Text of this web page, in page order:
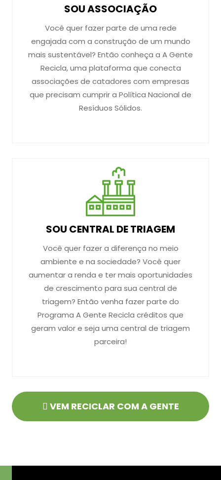
SOU ASSOCIAÇÃO
Você quer fazer parte de uma rede
engajada com a construção de um mundo
mais sustentável? Então conheça a A Gente
Recicla, uma plataforma que conecta
associações de catadores com empresas
que precisam cumprir a Política Nacional de
Resíduos Sólidos.
SOU CENTRAL DE TRIAGEM
Você quer fazer a diferença no meio
ambiente e na sociedade? Você quer
aumentar a renda e ter mais oportunidades
de crescimento para sua central de
triagem? Então venha fazer parte do
Programa A Gente Recicla créditos que
geram valor e seja uma central de triagem
parceira!
VEM RECICLAR COM A GENTE